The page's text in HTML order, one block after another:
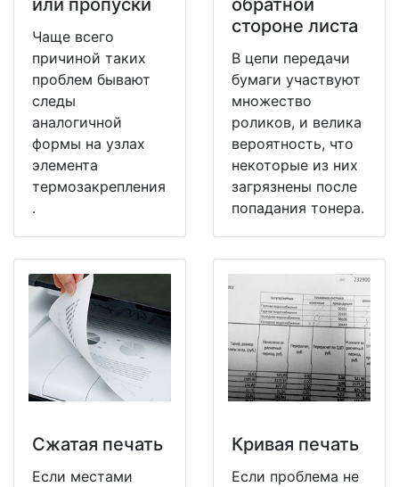
Чаще всего
причиной таких
проблем бывают
следы
аналогичной
формы на узлах
элемента
термозакрепления
.
стороне листа
В цепи передачи
бумаги участвуют
множество
роликов, и велика
вероятность, что
некоторые из них
загрязнены после
попадания тонера.
Сжатая печать
Если местами
Кривая печать
Если проблема не